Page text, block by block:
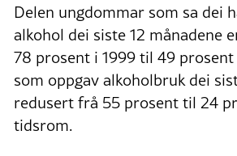
Delen ungdommar som sa dei
alkohol dei siste 12 månadene
78 prosent i 1999 til 49 prosent
som oppgav alkoholbruk dei
redusert frå 55 prosent til 24
tidsrom.